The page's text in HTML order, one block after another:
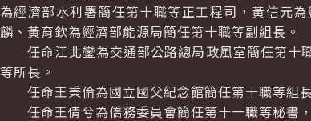
為經濟部水利署簡任第十職等正工程司，黃信元
麟、黃育欽為經濟部能源局簡任第十職等副組長。
任命江北鑾為交通部公路總局政風室簡任第十
等所長。
任命王秉倫為國立國父紀念館簡任第十職等組
任命王倩兮為僑務委員會簡任第十一職等秘書